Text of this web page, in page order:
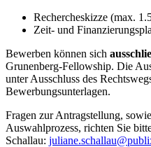
Rechercheskizze (max.
Zeit- und
Bewerben können sich
Grunenberg-Fellowship. Die
unter Ausschluss des
Bewerbungsunterlagen.
Fragen zur Antragstellung,
Auswahlprozess, richten Sie
Schallau: